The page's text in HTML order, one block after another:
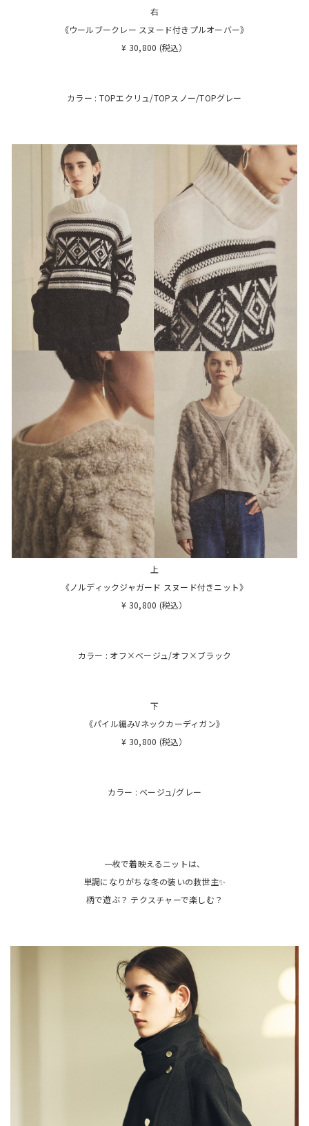
右
《ウールブークレー スヌード付きプルオーバー》
¥ 30,800 (税込）
カラー : TOPエクリュ/TOPスノー/TOPグレー
上
《ノルディックジャガード スヌード付きニット》
¥ 30,800 (税込）
カラー : オフ×ベージュ/オフ×ブラック
下
《パイル編みVネックカーディガン》
¥ 30,800 (税込）
カラー : ベージュ/グレー
一枚で着映えるニットは、
単調になりがちな冬の装いの救世主✨
柄で遊ぶ？ テクスチャーで楽しむ？